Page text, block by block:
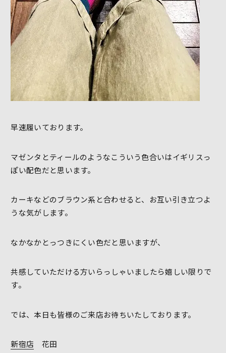
早速履いております。
マゼンタとティールのようなこういう色合いはイギリスっ
ぽい配色だと思います。
カーキなどのブラウン系と合わせると、お互い引き立つよ
うな気がします。
なかなかとっつきにくい色だと思いますが、
共感していただける方いらっしゃいましたら嬉しい限りで
す。
では、本日も皆様のご来店お待ちいたしております。
新宿店 花田